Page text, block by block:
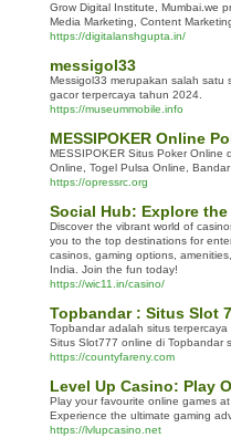
Grow Digital Institute, Mumbai.we
Media Marketing, Content
https://digitalanshgupta.in/
messigol33
Messigol33 merupakan salah satu
gacor terpercaya tahun 2024.
https://museummobile.info
MESSIPOKER Online
MESSIPOKER Situs Poker Online
Online, Togel Pulsa Online,
https://opressrc.org
Social Hub: Explore
Discover the vibrant world of
you to the top destinations for
casinos, gaming options,
India. Join the fun today!
https://wic11.in/casino/
Topbandar : Situs Slot
Topbandar adalah situs
Situs Slot777 online di Topbandar
https://countyfareny.com
Level Up Casino: Play
Play your favourite online games
Experience the ultimate gaming
https://lvlupcasino.net